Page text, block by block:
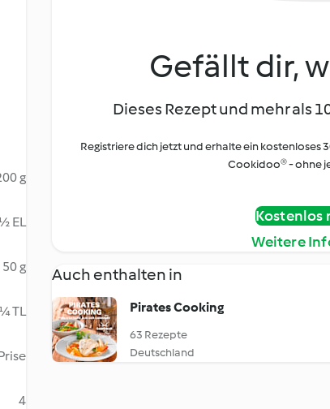
g
EL
50 g
¼ TL
4
Gefällt dir,
Dieses Rezept und mehr als
Registriere dich jetzt und erhalte ein kostenloses
Cookidoo® - ohne
Kostenlos
Weitere
Auch enthalten in
Pirates Cooking
63 Rezepte
Deutschland